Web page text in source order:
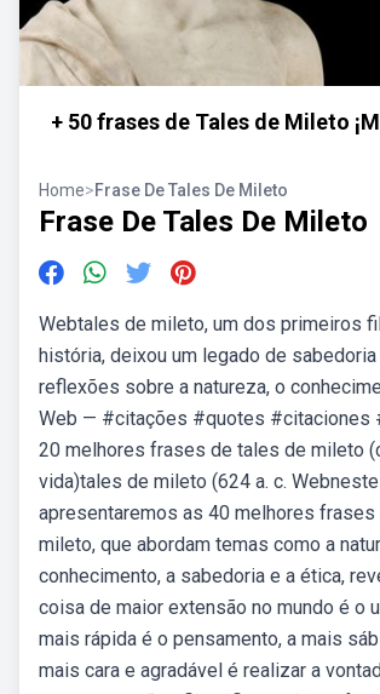
+ 50 frases de Tales de Mileto
Home>Frase De Tales De Mileto
Frase De Tales De Mileto
Webtales de mileto, um dos primeiros
história, deixou um legado de
reflexões sobre a natureza, o
Web — #citações #quotes #citaciones
20 melhores frases de tales de mileto
vida)tales de mileto (624 a. c.
apresentaremos as 40 melhores frases
mileto, que abordam temas como a
conhecimento, a sabedoria e a ética,
coisa de maior extensão no mundo é o
mais rápida é o pensamento, a mais
mais cara e agradável é realizar a